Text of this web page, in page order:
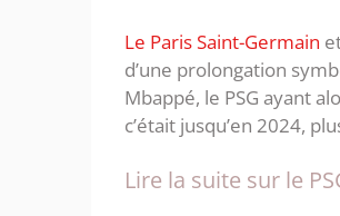
Le Paris Saint-Germain
d’une prolongation
Mbappé, le PSG ayant
c’était jusqu’en 2024,
Lire la suite sur le